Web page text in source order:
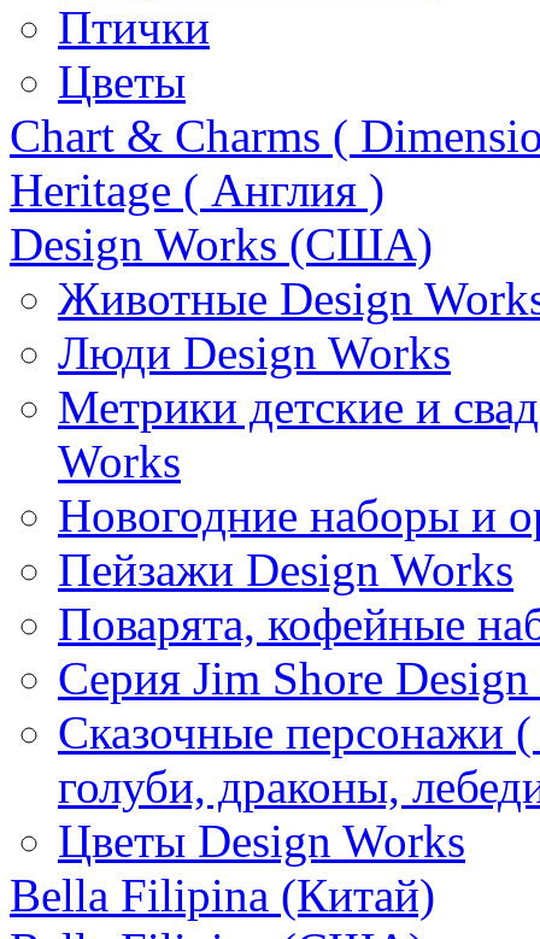
Птички
Цветы
Chart & Charms (
Heritage ( Англия )
Design Works (США)
Животные Design
Люди Design Works
Метрики детские и
Works
Новогодние наборы и
Пейзажи Design Works
Поварята, кофейные
Серия Jim Shore
Сказочные персонажи
голуби, драконы,
Цветы Design Works
Bella Filipina (Китай)